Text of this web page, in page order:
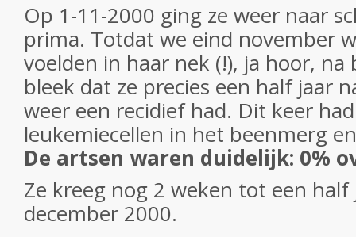
Op 1-11-2000 ging ze weer naar
prima. Totdat we eind november
voelden in haar nek (!), ja hoor, na
bleek dat ze precies een half jaar
weer een recidief had. Dit keer
leukemiecellen in het beenmerg
De artsen waren duidelijk: 0%
Ze kreeg nog 2 weken tot een
december 2000.